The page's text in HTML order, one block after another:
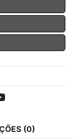
Youtube
(0)